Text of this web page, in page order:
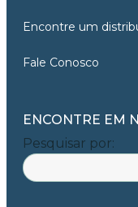
Encontre um
Fale Conosco
ENCONTRE EM
Pesquisar por: